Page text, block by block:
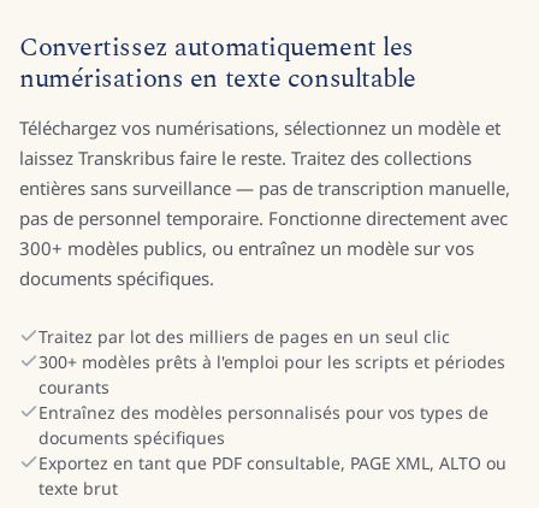
Convertissez automatiquement les
numérisations en texte consultable
Téléchargez vos numérisations, sélectionnez un modèle et
laissez Transkribus faire le reste. Traitez des collections
entières sans surveillance — pas de transcription manuelle,
pas de personnel temporaire. Fonctionne directement avec
300+ modèles publics, ou entraînez un modèle sur vos
documents spécifiques.
Traitez par lot des milliers de pages en un seul clic
300+ modèles prêts à l'emploi pour les scripts et périodes
courants
Entraînez des modèles personnalisés pour vos types de
documents spécifiques
Exportez en tant que PDF consultable, PAGE XML, ALTO ou
texte brut